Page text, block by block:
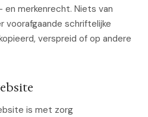
merkenrecht. Niets van
voorafgaande schriftelijke
verspreid of op andere
is met zorg